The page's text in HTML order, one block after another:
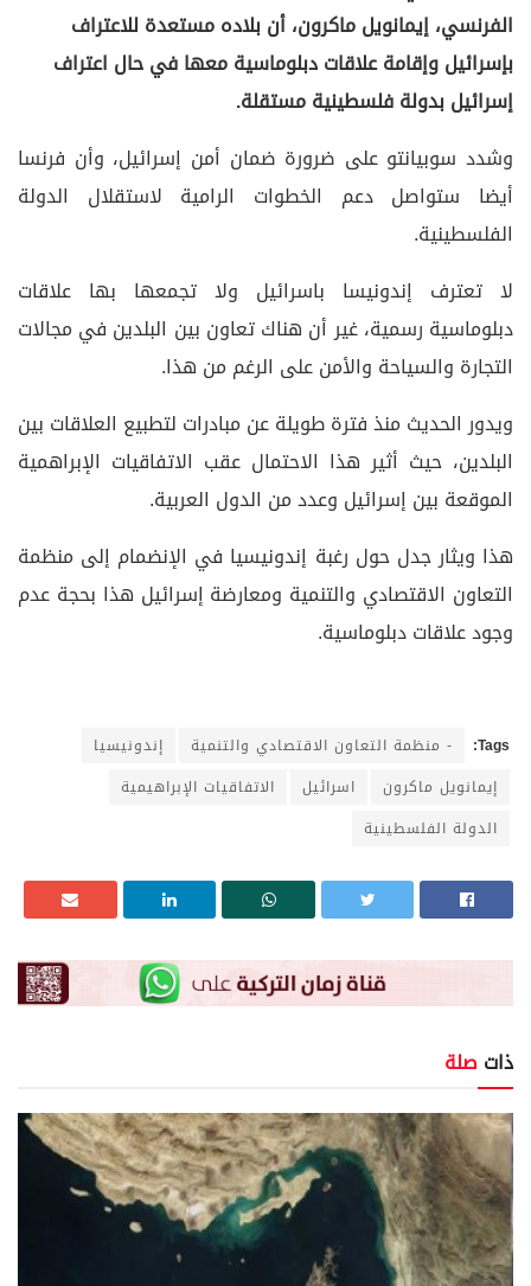
الفرنسي، إيمانويل ماكرون، أن بلاده مستعدة للاعتراف
بإسرائيل وإقامة علاقات دبلوماسية معها في حال اعتراف
إسرائيل بدولة فلسطينية مستقلة.
وشدد سوبيانتو على ضرورة ضمان أمن إسرائيل، وأن فرنسا
أيضا ستواصل دعم الخطوات الرامية لاستقلال الدولة
الفلسطينية.
لا تعترف إندونيسا باسرائيل ولا تجمعها بها علاقات
دبلوماسية رسمية، غير أن هناك تعاون بين البلدين في مجالات
التجارة والسياحة والأمن على الرغم من هذا.
ويدور الحديث منذ فترة طويلة عن مبادرات لتطبيع العلاقات بين
البلدين، حيث أثير هذا الاحتمال عقب الاتفاقيات الإبراهمية
الموقعة بين إسرائيل وعدد من الدول العربية.
هذا ويثار جدل حول رغبة إندونيسيا في الإنضمام إلى منظمة
التعاون الاقتصادي والتنمية ومعارضة إسرائيل هذا بحجة عدم
وجود علاقات دبلوماسية.
Tags: - منظمة التعاون الاقتصادي والتنمية
إندونيسيا
إيمانويل ماكرون
اسرائيل
الاتفاقيات الإبراهيمية
الدولة الفلسطينية
ذات صلة